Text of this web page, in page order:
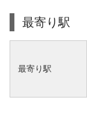
最寄り駅
最寄り駅